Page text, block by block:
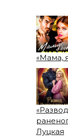
«Мама,
Луцкая